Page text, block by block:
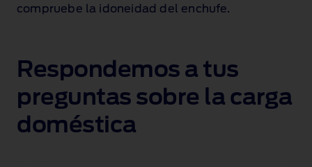
compruebe la idoneidad del enchufe.
Respondemos a tus
preguntas sobre la carga
doméstica